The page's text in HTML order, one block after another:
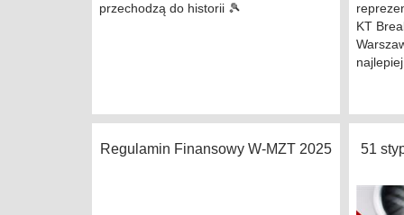
przechodzą do historii 🎾
KT
najlepiej
Regulamin Finansowy W-MZT 2025
51